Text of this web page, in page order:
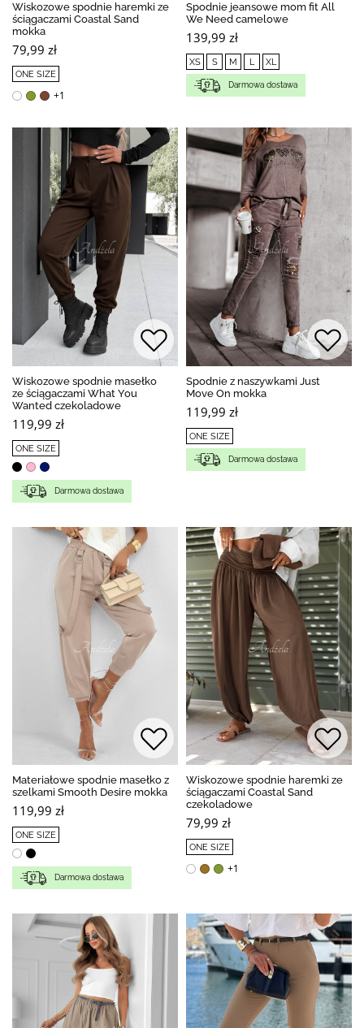
Wiskozowe spodnie haremki ze
ściągaczami Coastal Sand
mokka
79,99 zł
ONE SIZE
+1
Spodnie jeansowe mom fit All
We Need camelowe
139,99 zł
XS S M L XL
Darmowa dostawa
Wiskozowe spodnie masełko
ze ściągaczami What You
Wanted czekoladowe
119,99 zł
ONE SIZE
Darmowa dostawa
Spodnie z naszywkami Just
Move On mokka
119,99 zł
ONE SIZE
Darmowa dostawa
Materiałowe spodnie masełko z
szelkami Smooth Desire mokka
119,99 zł
ONE SIZE
Darmowa dostawa
Wiskozowe spodnie haremki ze
ściągaczami Coastal Sand
czekoladowe
79,99 zł
ONE SIZE
+1